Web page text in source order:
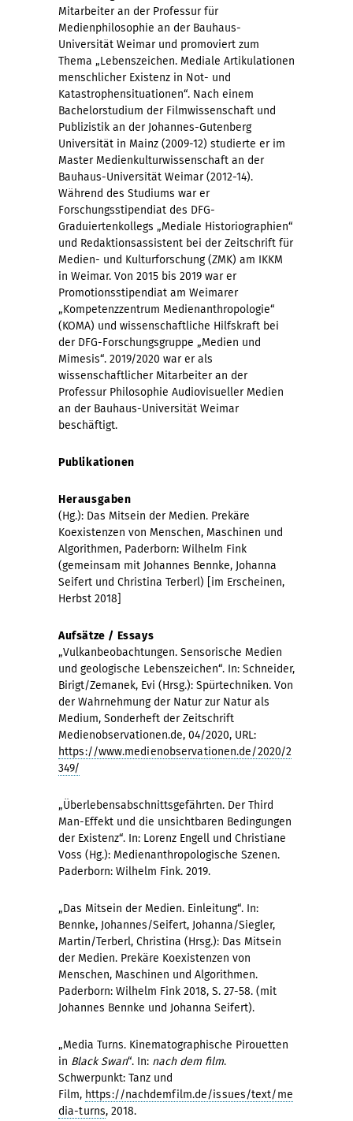
Mitarbeiter an der Professur für
Medienphilosophie an der Bauhaus-
Universität Weimar und promoviert zum
Thema „Lebenszeichen. Mediale Artikulationen
menschlicher Existenz in Not- und
Katastrophensituationen“. Nach einem
Bachelorstudium der Filmwissenschaft und
Publizistik an der Johannes-Gutenberg
Universität in Mainz (2009-12) studierte er im
Master Medienkulturwissenschaft an der
Bauhaus-Universität Weimar (2012-14).
Während des Studiums war er
Forschungsstipendiat des DFG-
Graduiertenkollegs „Mediale Historiographien“
und Redaktionsassistent bei der Zeitschrift für
Medien- und Kulturforschung (ZMK) am IKKM
in Weimar. Von 2015 bis 2019 war er
Promotionsstipendiat am Weimarer
„Kompetenzzentrum Medienanthropologie“
(KOMA) und wissenschaftliche Hilfskraft bei
der DFG-Forschungsgruppe „Medien und
Mimesis“. 2019/2020 war er als
wissenschaftlicher Mitarbeiter an der
Professur Philosophie Audiovisueller Medien
an der Bauhaus-Universität Weimar
beschäftigt.
Publikationen
Herausgaben
(Hg.): Das Mitsein der Medien. Prekäre
Koexistenzen von Menschen, Maschinen und
Algorithmen, Paderborn: Wilhelm Fink
(gemeinsam mit Johannes Bennke, Johanna
Seifert und Christina Terberl) [im Erscheinen,
Herbst 2018]
Aufsätze / Essays
„Vulkanbeobachtungen. Sensorische Medien
und geologische Lebenszeichen“. In: Schneider,
Birigt/Zemanek, Evi (Hrsg.): Spürtechniken. Von
der Wahrnehmung der Natur zur Natur als
Medium, Sonderheft der Zeitschrift
Medienobservationen.de, 04/2020, URL:
https://www.medienobservationen.de/2020/2
349/
„Überlebensabschnittsgefährten. Der Third
Man-Effekt und die unsichtbaren Bedingungen
der Existenz“. In: Lorenz Engell und Christiane
Voss (Hg.): Medienanthropologische Szenen.
Paderborn: Wilhelm Fink. 2019.
„Das Mitsein der Medien. Einleitung“. In:
Bennke, Johannes/Seifert, Johanna/Siegler,
Martin/Terberl, Christina (Hrsg.): Das Mitsein
der Medien. Prekäre Koexistenzen von
Menschen, Maschinen und Algorithmen.
Paderborn: Wilhelm Fink 2018, S. 27-58. (mit
Johannes Bennke und Johanna Seifert).
„Media Turns. Kinematographische Pirouetten
in Black Swan“. In: nach dem film.
Schwerpunkt: Tanz und
Film, https://nachdemfilm.de/issues/text/me
dia-turns, 2018.